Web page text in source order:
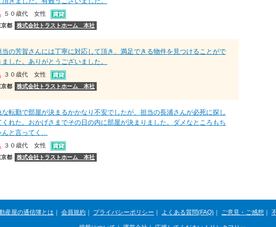
５０歳代 女性
京都 株式会社トラストホーム 本社
当の芳賀さんには丁寧に対応して頂き、満足できる物件を見つけることがで
ました。ありがとうございました。
３０歳代 女性
京都 株式会社トラストホーム 本社
な転勤で部屋が決まるかかなり不安でしたが、担当の長浦さんが必死に探し
くれた。おかげさまでその日の内に部屋が決まりました。ダメなところもち
んと言ってく...
３０歳代 女性
京都 株式会社トラストホーム 本社
産屋の通信簿とは 会員規約 プライバシーポリシー よくある質問(FAQ) ご意見・ご感想